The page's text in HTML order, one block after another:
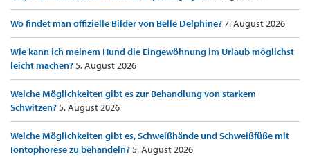
Wo findet man offizielle Bilder von Belle Delphine?7. August 2026
Wie kann ich meinem Hund die Eingewöhnung im Urlaub möglichst
leicht machen?5. August 2026
Welche Möglichkeiten gibt es zur Behandlung von starkem
Schwitzen?5. August 2026
Welche Möglichkeiten gibt es, Schweißhände und Schweißfüße mit
Iontophorese zu behandeln?5. August 2026